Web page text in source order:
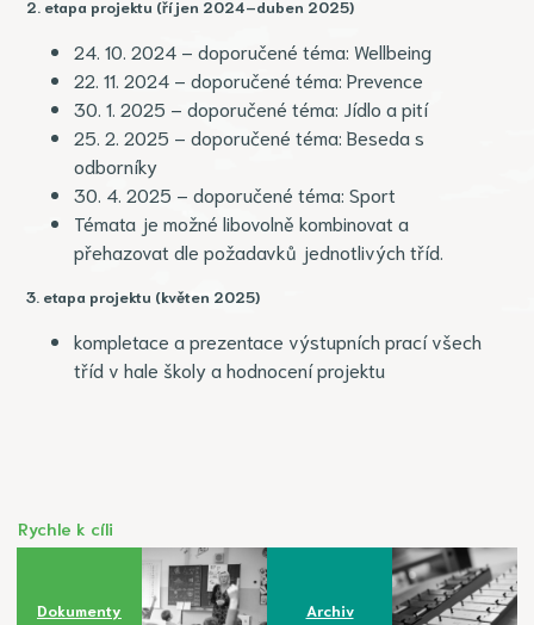
2. etapa projektu (říjen 2024–duben 2025)
24. 10. 2024 – doporučené téma: Wellbeing
22. 11. 2024 – doporučené téma: Prevence
30. 1. 2025 – doporučené téma: Jídlo a pití
25. 2. 2025 – doporučené téma: Beseda s
odborníky
30. 4. 2025 – doporučené téma: Sport
Témata je možné libovolně kombinovat a
přehazovat dle požadavků jednotlivých tříd.
3. etapa projektu (květen 2025)
kompletace a prezentace výstupních prací všech
tříd v hale školy a hodnocení projektu
Rychle k cíli
Dokumenty Archiv